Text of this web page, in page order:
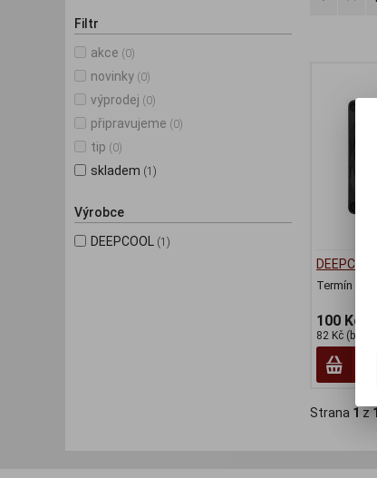
Filtr
akce (0)
novinky (0)
výprodej (0)
připravujeme (0)
tip (0)
skladem (1)
Výrobce
DEEPCOOL
(1)
Termín
100 Kč
82 Kč (bez
Strana 1 z 1